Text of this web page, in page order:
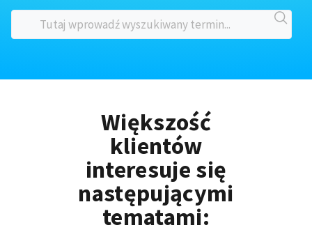
Większość
klientów
interesuje się
następującymi
tematami: